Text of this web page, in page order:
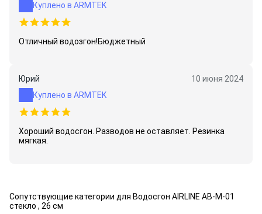
Куплено в ARMTEK
Отличный водозгон!Бюджетный
Юрий
10 июня 2024
Куплено в ARMTEK
Хороший водосгон. Разводов не оставляет. Резинка
мягкая.
Сопутствующие категории для Водосгон AIRLINE AB-M-01
стекло , 26 см